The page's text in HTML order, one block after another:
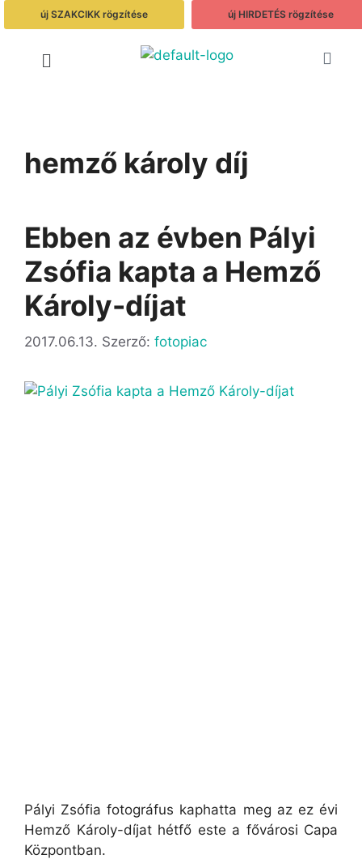
új SZAKCIKK rögzítése új HIRDETÉS rögzítése
hemző károly díj
Ebben az évben Pályi
Zsófia kapta a Hemző
Károly-díjat
2017.06.13. Szerző: fotopiac
Pályi Zsófia fotográfus kaphatta meg az ez évi
Hemző Károly-díjat hétfő este a fővárosi Capa
Központban.